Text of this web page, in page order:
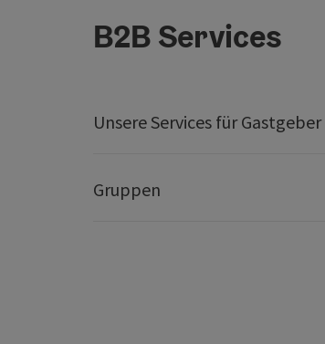
B2B Services
Unsere Services für Gastgeber
Gruppen